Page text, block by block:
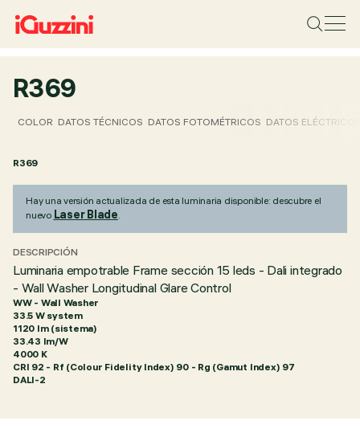
R369
COLOR DATOS TÉCNICOS DATOS FOTOMÉTRICOS DATOS
R369
Hay una versión actualizada de esta luminaria disponible: descubre el
nuevo Laser Blade.
DESCRIPCIÓN
Luminaria empotrable Frame sección 15 leds - Dali integrado
- Wall Washer Longitudinal Glare Control
WW - Wall Washer
33.5 W system
1120 lm (sistema)
33.43 lm/W
4000 K
CRI 92 - Rf (Colour Fidelity Index) 90 - Rg (Gamut Index) 97
DALI-2